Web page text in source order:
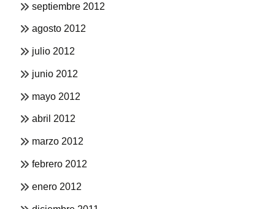
septiembre 2012
agosto 2012
julio 2012
junio 2012
mayo 2012
abril 2012
marzo 2012
febrero 2012
enero 2012